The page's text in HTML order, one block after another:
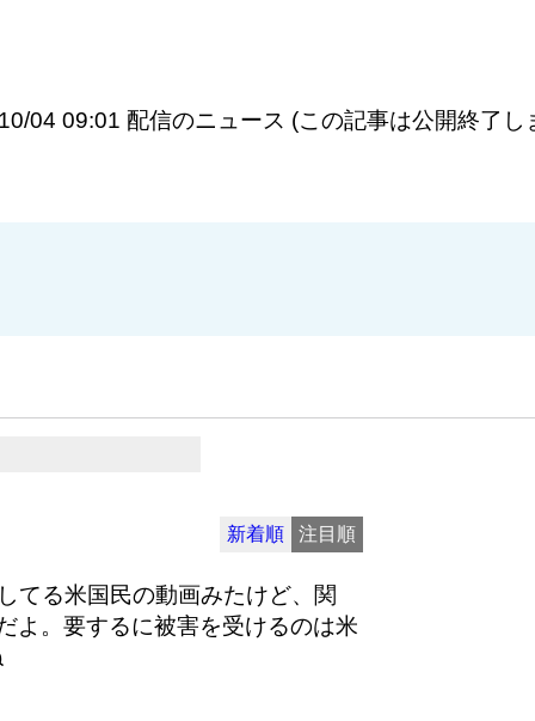
04 09:01 配信のニュース (この記事は公開終了し
新着順 注目順
てる米国民の動画みたけど、関
よ。要するに被害を受けるのは米